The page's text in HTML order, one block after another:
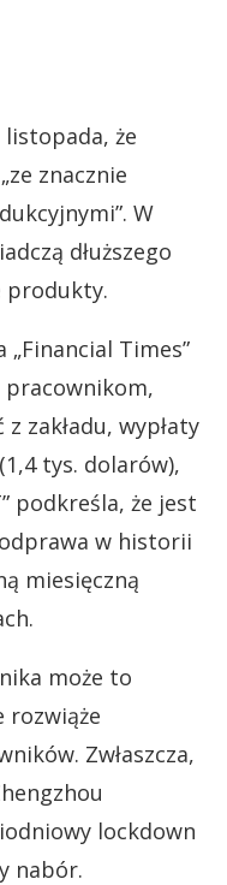
że
znacznie
W
dłuższego
produkty.
Times”
pracownikom,
zakładu, wypłaty
tys. dolarów),
podkreśla, że jest
w historii
miesięczną
może to
rozwiąże
Zwłaszcza,
lockdown
nabór.